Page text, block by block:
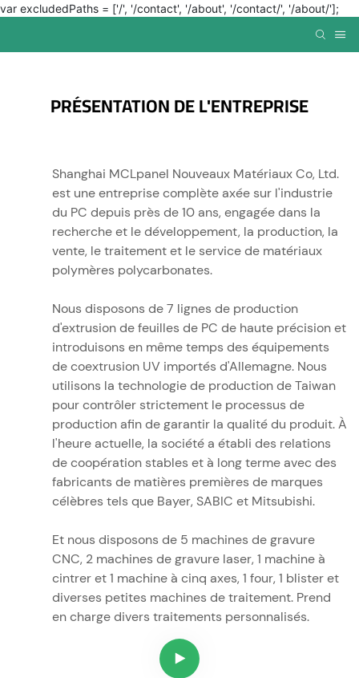
var excludedPaths = ['/', '/contact', '/about', '/contact/', '/about/'];
PRÉSENTATION DE L'ENTREPRISE
Shanghai MCLpanel Nouveaux Matériaux Co, Ltd.
est une entreprise complète axée sur l'industrie
du PC depuis près de 10 ans, engagée dans la
recherche et le développement, la production, la
vente, le traitement et le service de matériaux
polymères polycarbonates.
Nous disposons de 7 lignes de production
d'extrusion de feuilles de PC de haute précision et
introduisons en même temps des équipements
de coextrusion UV importés d'Allemagne. Nous
utilisons la technologie de production de Taiwan
pour contrôler strictement le processus de
production afin de garantir la qualité du produit. À
l'heure actuelle, la société a établi des relations
de coopération stables et à long terme avec des
fabricants de matières premières de marques
célèbres tels que Bayer, SABIC et Mitsubishi.
Et nous disposons de 5 machines de gravure
CNC, 2 machines de gravure laser, 1 machine à
cintrer et 1 machine à cinq axes, 1 four, 1 blister et
diverses petites machines de traitement. Prend
en charge divers traitements personnalisés.